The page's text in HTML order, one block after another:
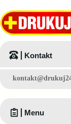
Kontakt
Menu